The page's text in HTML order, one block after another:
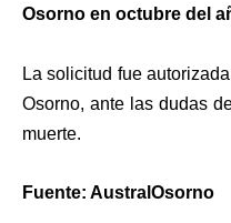
Osorno en octubre del
La solicitud fue
Osorno, ante las dudas
muerte.
Fuente: AustralOsorno